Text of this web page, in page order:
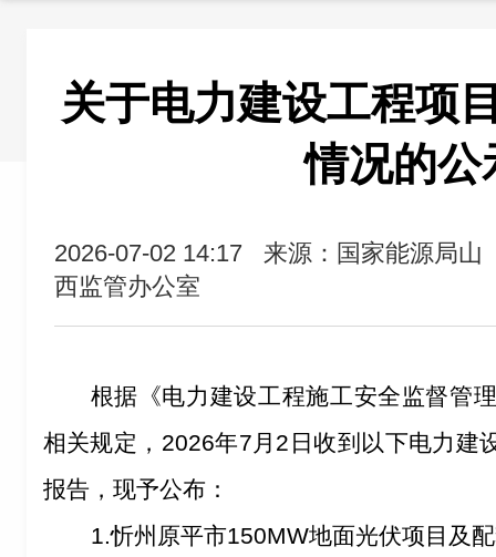
关于电力建设工程项
情况的公
2026-07-02 14:17
来源：国家能源局山
西监管办公室
根据《电力建设工程施工安全监督管
相关规定， 2026年7 月 2 日收到以下电力建
报告，现予公布：
1.忻州原平市150MW地面光伏项目及